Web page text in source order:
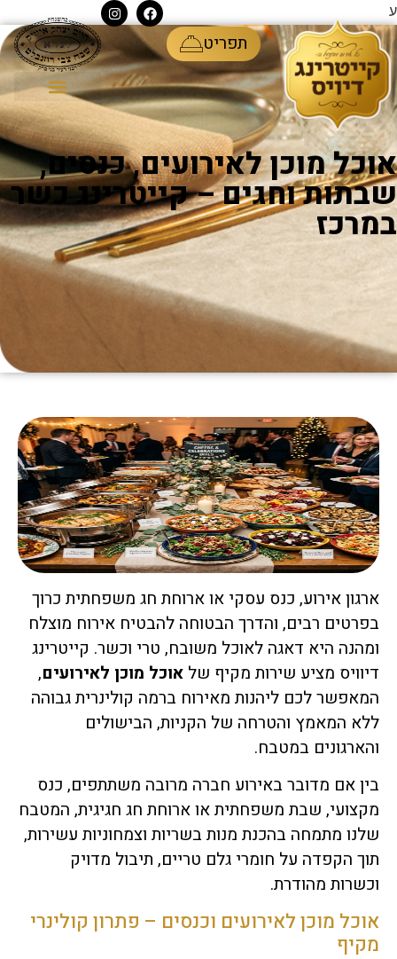
ע
תפריט
אוכל מוכן לאירועים, כנסים,
שבתות וחגים – קייטרינג כשר
במרכז
ארגון אירוע, כנס עסקי או ארוחת חג משפחתית כרוך
בפרטים רבים, והדרך הבטוחה להבטיח אירוח מוצלח
ומהנה היא דאגה לאוכל משובח, טרי וכשר. קייטרינג
דיוויס מציע שירות מקיף של אוכל מוכן לאירועים,
המאפשר לכם ליהנות מאירוח ברמה קולינרית גבוהה
ללא המאמץ והטרחה של הקניות, הבישולים
והארגונים במטבח.
בין אם מדובר באירוע חברה מרובה משתתפים, כנס
מקצועי, שבת משפחתית או ארוחת חג חגיגית, המטבח
שלנו מתמחה בהכנת מנות בשריות וצמחוניות עשירות,
תוך הקפדה על חומרי גלם טריים, תיבול מדויק
וכשרות מהודרת.
אוכל מוכן לאירועים וכנסים – פתרון קולינרי
מקיף